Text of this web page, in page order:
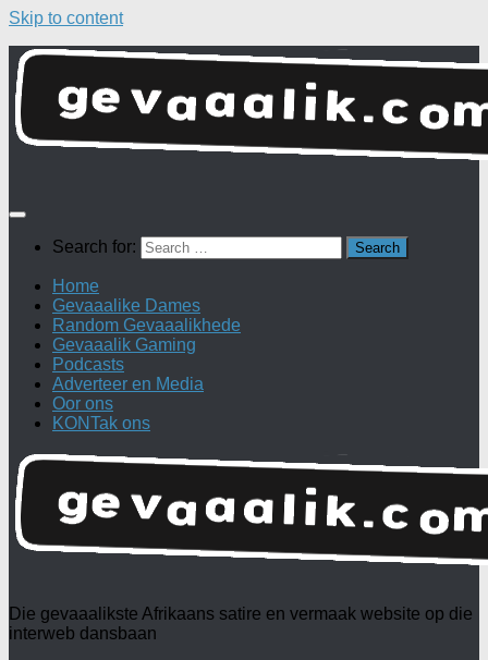
Skip to content
Search for:
Home
Gevaaalike Dames
Random Gevaaalikhede
Gevaaalik Gaming
Podcasts
Adverteer en Media
Oor ons
KONTak ons
Die gevaaalikste Afrikaans satire en vermaak website op die
interweb dansbaan